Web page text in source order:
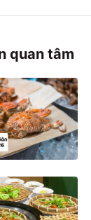
quan tâm